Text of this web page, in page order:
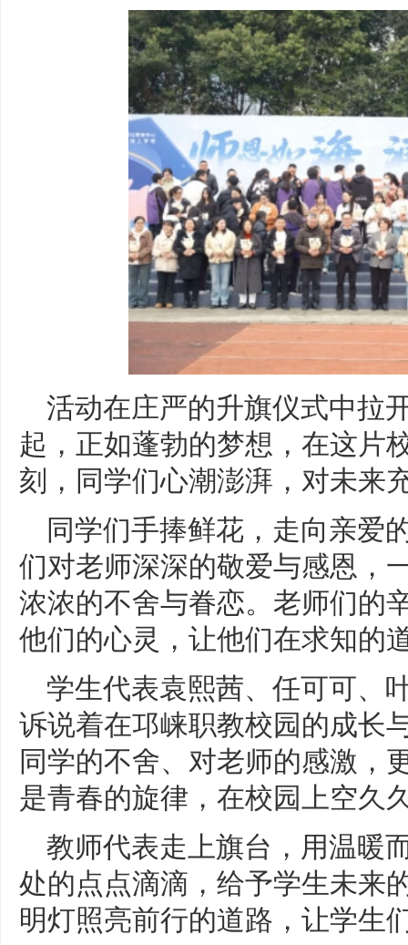
活动在庄严的升旗仪式中拉
起，正如蓬勃的梦想，在这片
刻，同学们心潮澎湃，对未来
同学们手捧鲜花，走向亲爱
们对老师深深的敬爱与感恩，
浓浓的不舍与眷恋。老师们的
他们的心灵，让他们在求知的
学生代表袁熙茜、任可可、
诉说着在邛崃职教校园的成长
同学的不舍、对老师的感激，
是青春的旋律，在校园上空久
教师代表走上旗台，用温暖
处的点点滴滴，给予学生未来
明灯照亮前行的道路，让学生